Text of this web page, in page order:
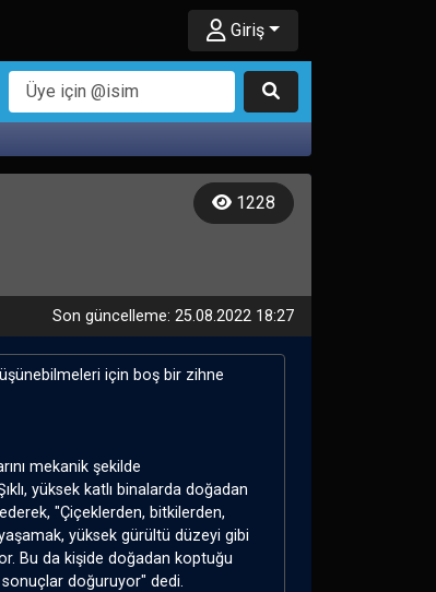
Giriş
1228
Son güncelleme: 25.08.2022 18:27
için boş bir zihne
mekanik şekilde
yüksek katlı binalarda doğadan
"Çiçeklerden, bitkilerden,
yüksek gürültü düzeyi gibi
Bu da kişide doğadan koptuğu
doğuruyor" dedi.